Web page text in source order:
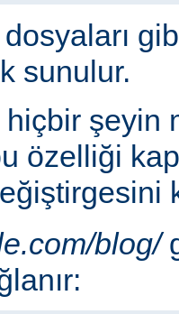
sunulur.
şeyin
özelliği
blog/